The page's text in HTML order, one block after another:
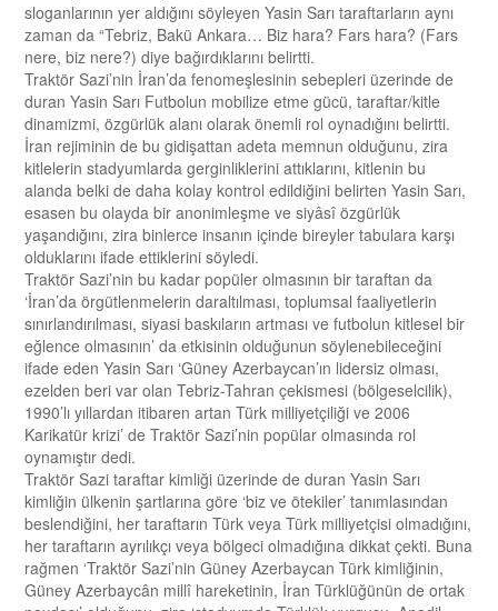
sloganlarının yer aldığını söyleyen Yasin Sarı taraftarların aynı
zaman da “Tebriz, Bakü Ankara… Biz hara? Fars hara? (Fars
nere, biz nere?) diye bağırdıklarını belirtti.
Traktör Sazi’nin İran’da fenomeşlesinin sebepleri üzerinde de
duran Yasin Sarı Futbolun mobilize etme gücü, taraftar/kitle
dinamizmi, özgürlük alanı olarak önemli rol oynadığını belirtti.
İran rejiminin de bu gidişattan adeta memnun olduğunu, zira
kitlelerin stadyumlarda gerginliklerini attıklarını, kitlenin bu
alanda belki de daha kolay kontrol edildiğini belirten Yasin Sarı,
esasen bu olayda bir anonimleşme ve siyâsî özgürlük
yaşandığını, zira binlerce insanın içinde bireyler tabulara karşı
olduklarını ifade ettiklerini söyledi.
Traktör Sazi’nin bu kadar popüler olmasının bir taraftan da
‘İran’da örgütlenmelerin daraltılması, toplumsal faaliyetlerin
sınırlandırılması, siyasi baskıların artması ve futbolun kitlesel bir
eğlence olmasının’ da etkisinin olduğunun söylenebileceğini
ifade eden Yasin Sarı ‘Güney Azerbaycan’ın lidersiz olması,
ezelden beri var olan Tebriz-Tahran çekismesi (bölgeselcilik),
1990’lı yıllardan itibaren artan Türk milliyetçiliği ve 2006
Karikatür krizi’ de Traktör Sazi’nin popülar olmasında rol
oynamıştır dedi.
Traktör Sazi taraftar kimliği üzerinde de duran Yasin Sarı
kimliğin ülkenin şartlarına göre ‘biz ve ötekiler’ tanımlasından
beslendiğini, her taraftarın Türk veya Türk milliyetçisi olmadığını,
her taraftarın ayrılıkçı veya bölgeci olmadığına dikkat çekti. Buna
rağmen ‘Traktör Sazi’nin Güney Azerbaycan Türk kimliğinin,
Güney Azerbaycân millî hareketinin, İran Türklüğünün de ortak